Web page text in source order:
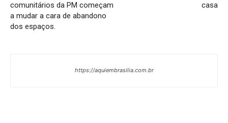
comunitários da PM começam
a mudar a cara de abandono
dos espaços.
casa
https://aquiembrasilia.com.br